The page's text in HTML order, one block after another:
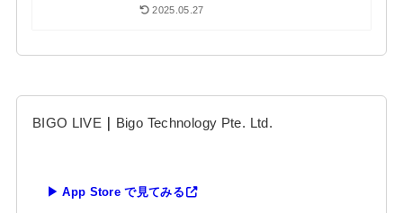
2025.05.27
BIGO LIVE ｜ Bigo Technology Pte. Ltd.
▶ App Store で見てみる